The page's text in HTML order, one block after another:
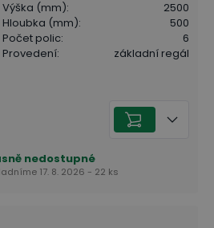
Výška (mm):
2500
Hloubka (mm):
500
Počet polic:
6
Provedení: základní regál
nedostupné
17. 8. 2026 - 22 ks